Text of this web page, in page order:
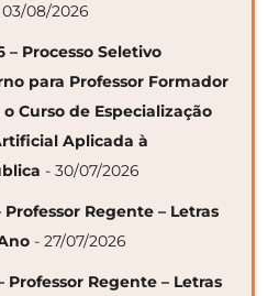
03/08/2026
– Processo Seletivo
para Professor Formador
Curso de Especialização
Aplicada à
- 30/07/2026
Professor Regente – Letras
- 27/07/2026
Professor Regente – Letras